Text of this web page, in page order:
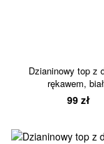
Dzianinowy top z
rękawem,
99 zł